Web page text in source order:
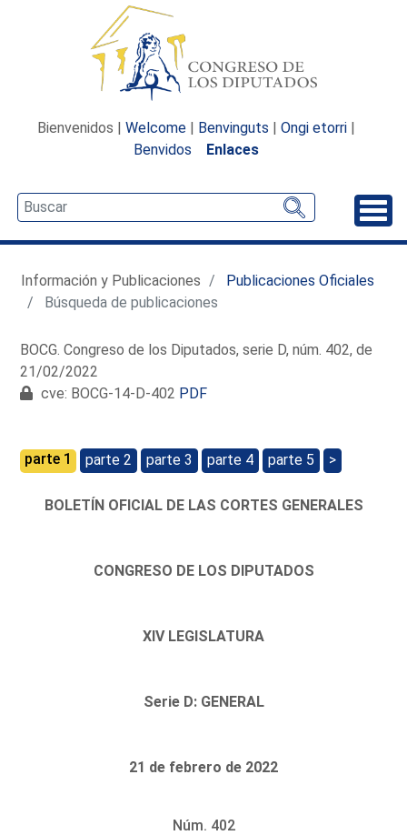
Bienvenidos | Welcome | Benvinguts | Ongi etorri |
Benvidos
Enlaces
Información y Publicaciones
Publicaciones Oficiales
Búsqueda de publicaciones
BOCG. Congreso de los Diputados, serie D, núm. 402, de
21/02/2022
cve: BOCG-14-D-402 PDF
parte 1 parte 2 parte 3 parte 4 parte 5 >
BOLETÍN OFICIAL DE LAS CORTES GENERALES
CONGRESO DE LOS DIPUTADOS
XIV LEGISLATURA
Serie D: GENERAL
21 de febrero de 2022
Núm. 402